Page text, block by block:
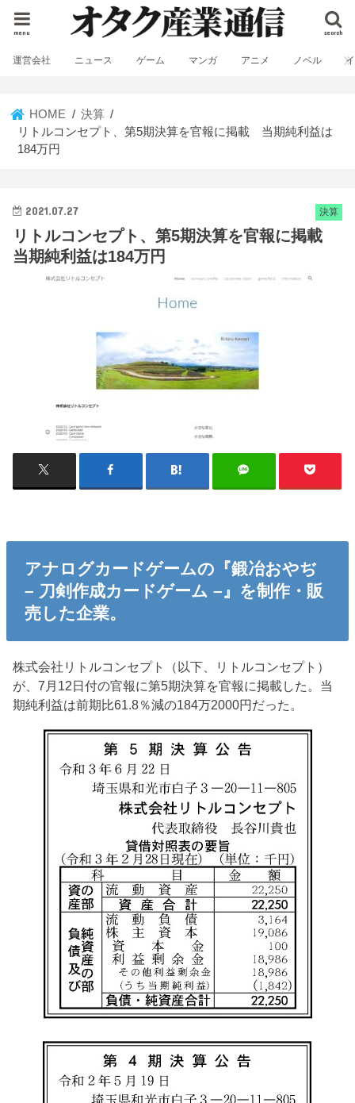
search
menu
運営会社 ニュース ゲーム マンガ アニメ ノベル
HOME
決算
リトルコンセプト、第5期決算を官報に掲載 当期純利益は
184万円
決算
2021.07.27
リトルコンセプト、第5期決算を官報に掲載
当期純利益は184万円
アナログカードゲームの『鍛冶おやぢ
– 刀剣作成カードゲーム –』を制作・販
売した企業。
株式会社リトルコンセプト（以下、リトルコンセプト）
が、7月12日付の官報に第5期決算を官報に掲載した。当
期純利益は前期比61.8％減の184万2000円だった。